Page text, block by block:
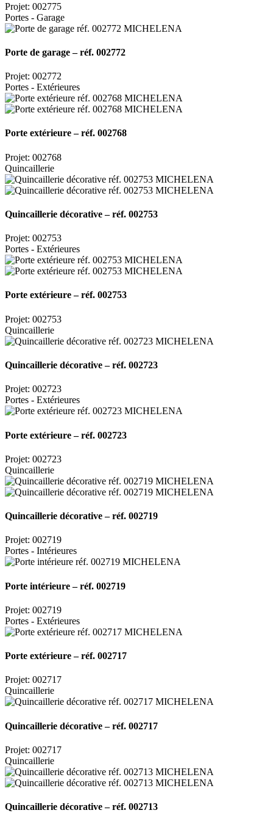
Projet: 002775
Portes - Garage
Porte de garage – réf. 002772
Projet: 002772
Portes - Extérieures
Porte extérieure – réf. 002768
Projet: 002768
Quincaillerie
Quincaillerie décorative – réf. 002753
Projet: 002753
Portes - Extérieures
Porte extérieure – réf. 002753
Projet: 002753
Quincaillerie
Quincaillerie décorative – réf. 002723
Projet: 002723
Portes - Extérieures
Porte extérieure – réf. 002723
Projet: 002723
Quincaillerie
Quincaillerie décorative – réf. 002719
Projet: 002719
Portes - Intérieures
Porte intérieure – réf. 002719
Projet: 002719
Portes - Extérieures
Porte extérieure – réf. 002717
Projet: 002717
Quincaillerie
Quincaillerie décorative – réf. 002717
Projet: 002717
Quincaillerie
Quincaillerie décorative – réf. 002713